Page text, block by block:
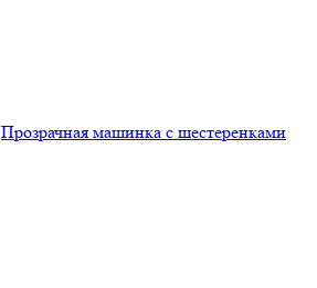
Прозрачная машинка с шестеренками